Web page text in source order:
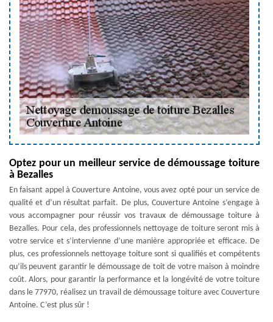
Optez pour un meilleur service de démoussage toiture
à Bezalles
En faisant appel à Couverture Antoine, vous avez opté pour un service de
qualité et d’un résultat parfait. De plus, Couverture Antoine s’engage à
vous accompagner pour réussir vos travaux de démoussage toiture à
Bezalles. Pour cela, des professionnels nettoyage de toiture seront mis à
votre service et s’intervienne d’une manière appropriée et efficace. De
plus, ces professionnels nettoyage toiture sont si qualifiés et compétents
qu’ils peuvent garantir le démoussage de toit de votre maison à moindre
coût. Alors, pour garantir la performance et la longévité de votre toiture
dans le 77970, réalisez un travail de démoussage toiture avec Couverture
Antoine. C’est plus sûr !